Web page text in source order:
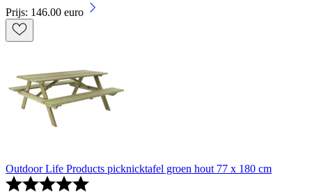
Prijs: 146.00 euro
Outdoor Life Products picknicktafel groen hout 77 x 180 cm